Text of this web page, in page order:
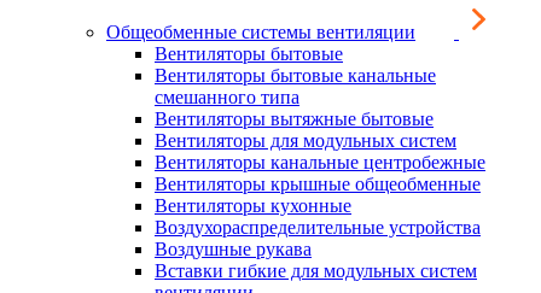
Общеобменные системы вентиляции
Вентиляторы бытовые
Вентиляторы бытовые канальные
смешанного типа
Вентиляторы вытяжные бытовые
Вентиляторы для модульных систем
Вентиляторы канальные центробежные
Вентиляторы крышные общеобменные
Вентиляторы кухонные
Воздухораспределительные устройства
Воздушные рукава
Вставки гибкие для модульных систем